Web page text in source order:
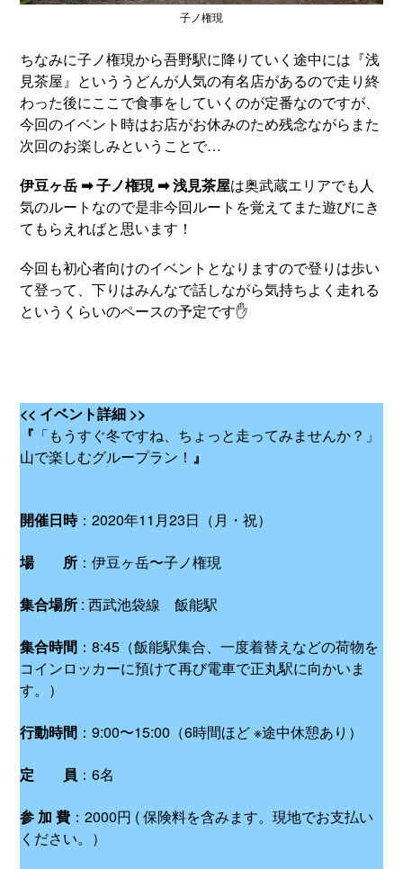
子ノ権現
ちなみに子ノ権現から吾野駅に降りていく途中には『浅
見茶屋』といううどんが人気の有名店があるので走り終
わった後にここで食事をしていくのが定番なのですが、
今回のイベント時はお店がお休みのため残念ながらまた
次回のお楽しみということで…
伊豆ヶ岳 ➡︎ 子ノ権現 ➡︎ 浅見茶屋は奥武蔵エリアでも人
気のルートなので是非今回ルートを覚えてまた遊びにき
てもらえればと思います！
今回も初心者向けのイベントとなりますので登りは歩い
て登って、下りはみんなで話しながら気持ちよく走れる
というくらいのペースの予定です✋
<< イベント詳細 >>
『 「もうすぐ冬ですね、ちょっと走ってみませんか？」
山で楽しむグループラン！ 』
開催日時：2020年11月23日（月・祝）
場 所 ：伊豆ヶ岳〜子ノ権現
集合場所 : 西武池袋線 飯能駅
集合時間 ：8:45（飯能駅集合、一度着替えなどの荷物を
コインロッカーに預けて再び電車で正丸駅に向かいま
す。）
行動時間 ：9:00〜15:00（6時間ほど ※途中休憩あり）
定 員 ：6名
参 加 費 ：2000円 ( 保険料を含みます。現地でお支払い
ください。）